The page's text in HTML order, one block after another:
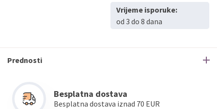
Vrijeme isporuke:
od 3 do 8 dana
Prednosti
Besplatna dostava
Besplatna dostava iznad 70 EUR